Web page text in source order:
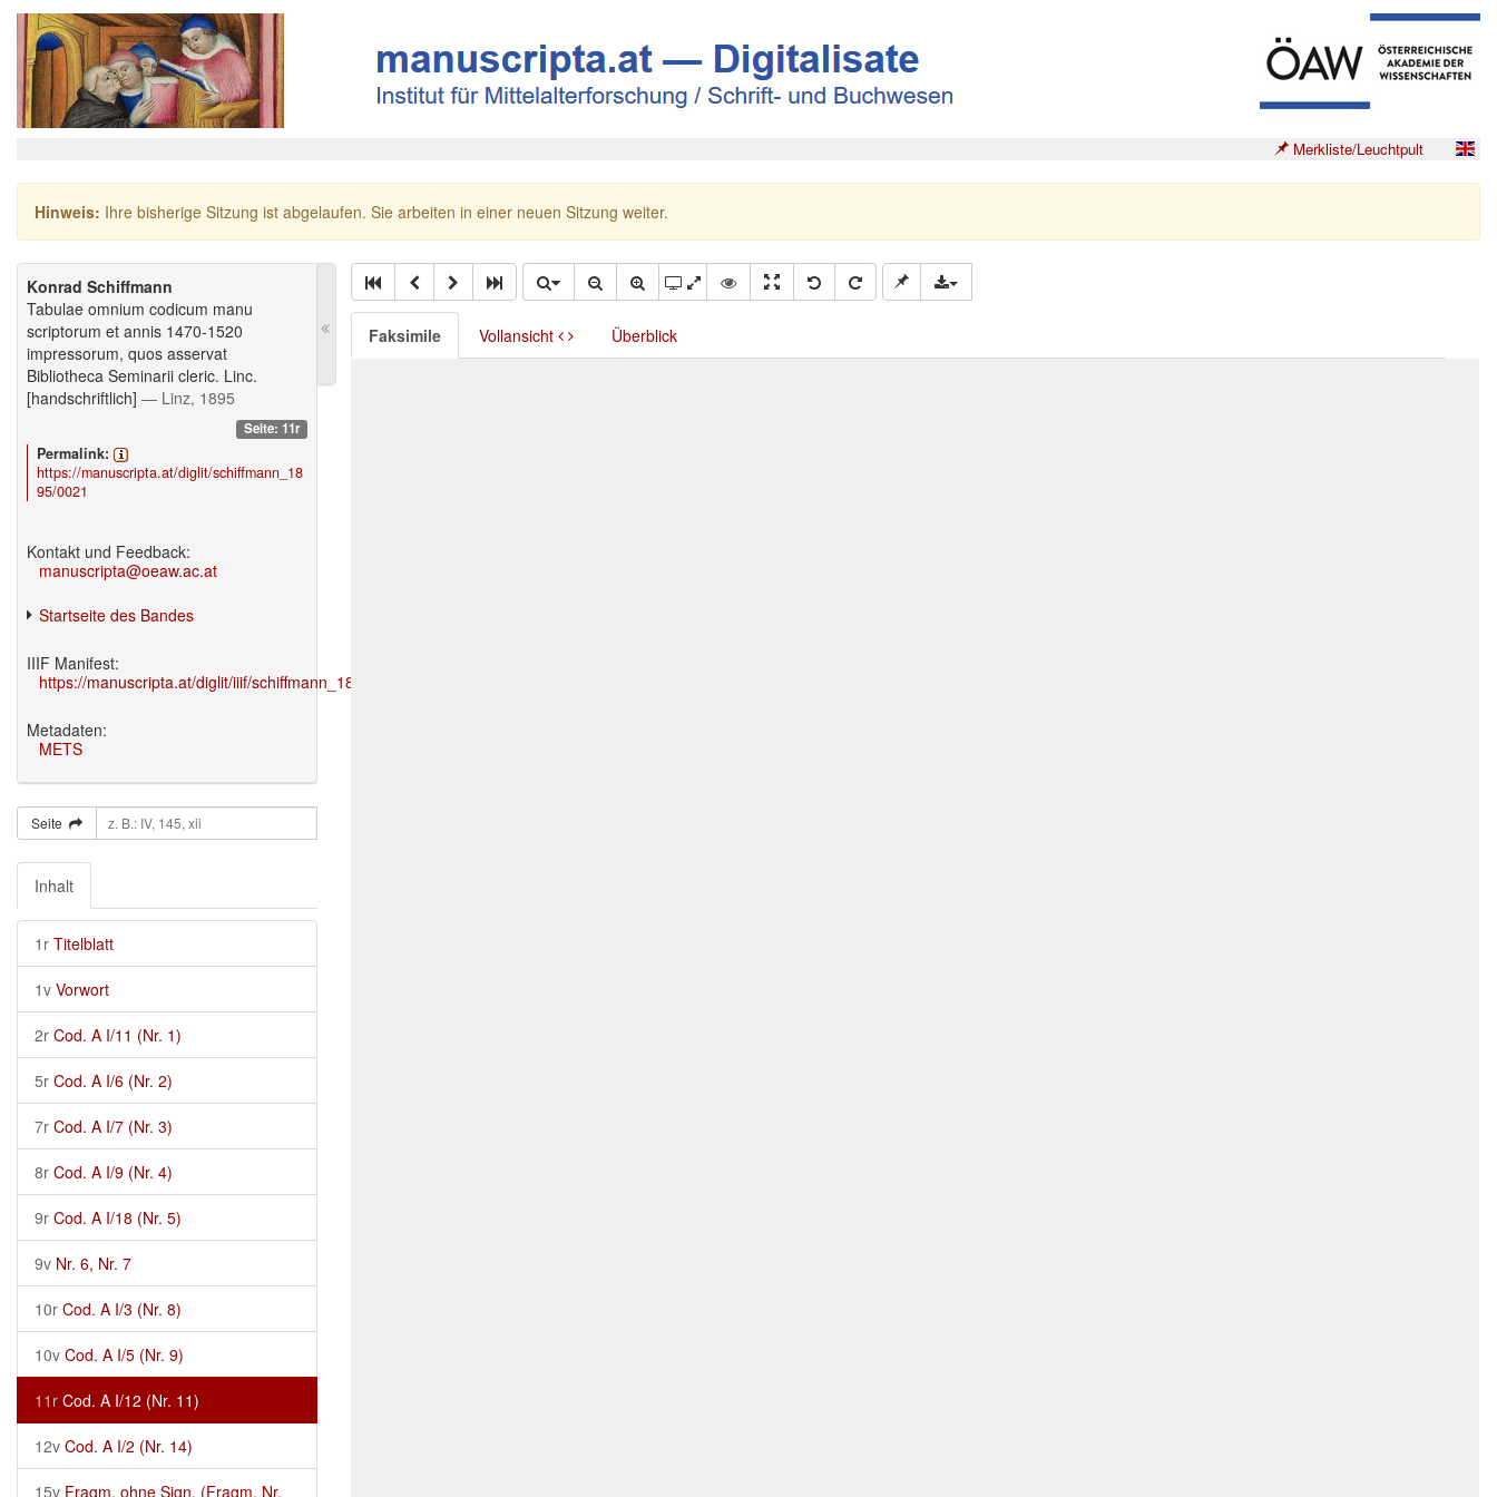
Merkliste/Leuchtpult
Hinweis: Ihre bisherige Sitzung ist abgelaufen. Sie arbeiten in einer neuen Sitzung weiter.
Konrad Schiffmann
Tabulae omnium codicum manu
scriptorum et annis 1470-1520
impressorum, quos asservat
Bibliotheca Seminarii cleric. Linc.
[handschriftlich] — Linz, 1895
Seite: 11r
Permalink:
https://manuscripta.at/diglit/schiffmann_18
95/0021
Kontakt und Feedback:
manuscripta@oeaw.ac.at
Startseite des Bandes
IIIF Manifest:
https://manuscripta.at/diglit/iiif/schiffmann_1895/manifest.json
Metadaten:
METS
Seite
Inhalt
1r Titelblatt
1v Vorwort
2r Cod. A I/11 (Nr. 1)
5r Cod. A I/6 (Nr. 2)
7r Cod. A I/7 (Nr. 3)
8r Cod. A I/9 (Nr. 4)
9r Cod. A I/18 (Nr. 5)
9v Nr. 6, Nr. 7
10r Cod. A I/3 (Nr. 8)
10v Cod. A I/5 (Nr. 9)
11r Cod. A I/12 (Nr. 11)
12v Cod. A I/2 (Nr. 14)
15v Fragm. ohne Sign. (Fragm. Nr.
Faksimile Vollansicht Überblick